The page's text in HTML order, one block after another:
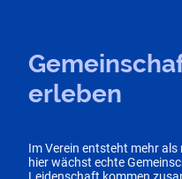
erleben
Im Verein entsteht mehr
hier wächst echte